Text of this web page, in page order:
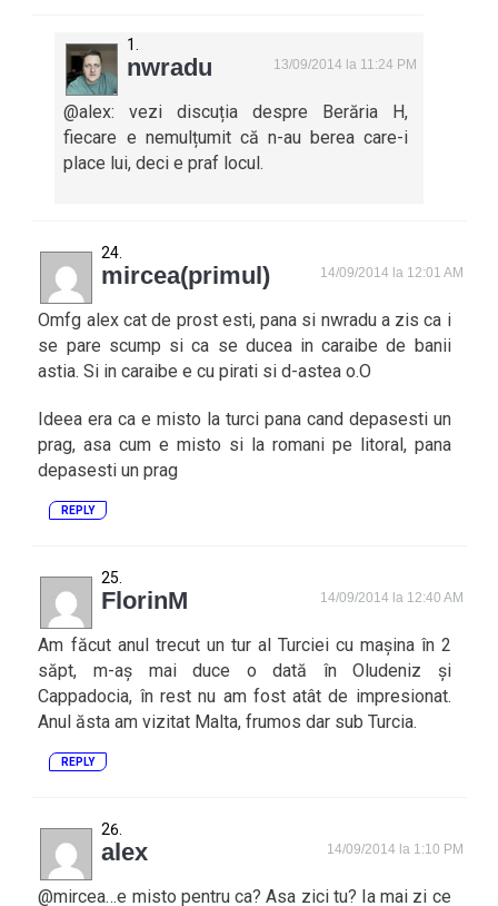
nwradu 13/09/2014 la 11:24 PM
@alex: vezi discuția despre Berăria H,
fiecare e nemulțumit că n-au berea care-i
place lui, deci e praf locul.
mircea(primul) 14/09/2014 la 12:01 AM
Omfg alex cat de prost esti, pana si nwradu a zis ca i
se pare scump si ca se ducea in caraibe de banii
astia. Si in caraibe e cu pirati si d-astea o.O
Ideea era ca e misto la turci pana cand depasesti un
prag, asa cum e misto si la romani pe litoral, pana
depasesti un prag
REPLY
FlorinM 14/09/2014 la 12:40 AM
Am făcut anul trecut un tur al Turciei cu mașina în 2
săpt, m-aș mai duce o dată în Oludeniz și
Cappadocia, în rest nu am fost atât de impresionat.
Anul ăsta am vizitat Malta, frumos dar sub Turcia.
REPLY
alex 14/09/2014 la 1:10 PM
@mircea…e misto pentru ca? Asa zici tu? Ia mai zi ce